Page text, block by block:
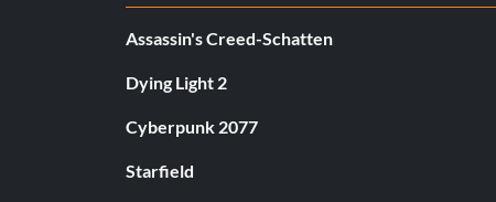
Assassin's Creed-Schatten
Dying Light 2
Cyberpunk 2077
Starfield